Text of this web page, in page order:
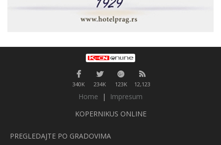
340K 234K 123K 12,123
Home |
Impresum
KOPERNIKUS ONLINE
PREGLEDAJTE PO GRADOVIMA